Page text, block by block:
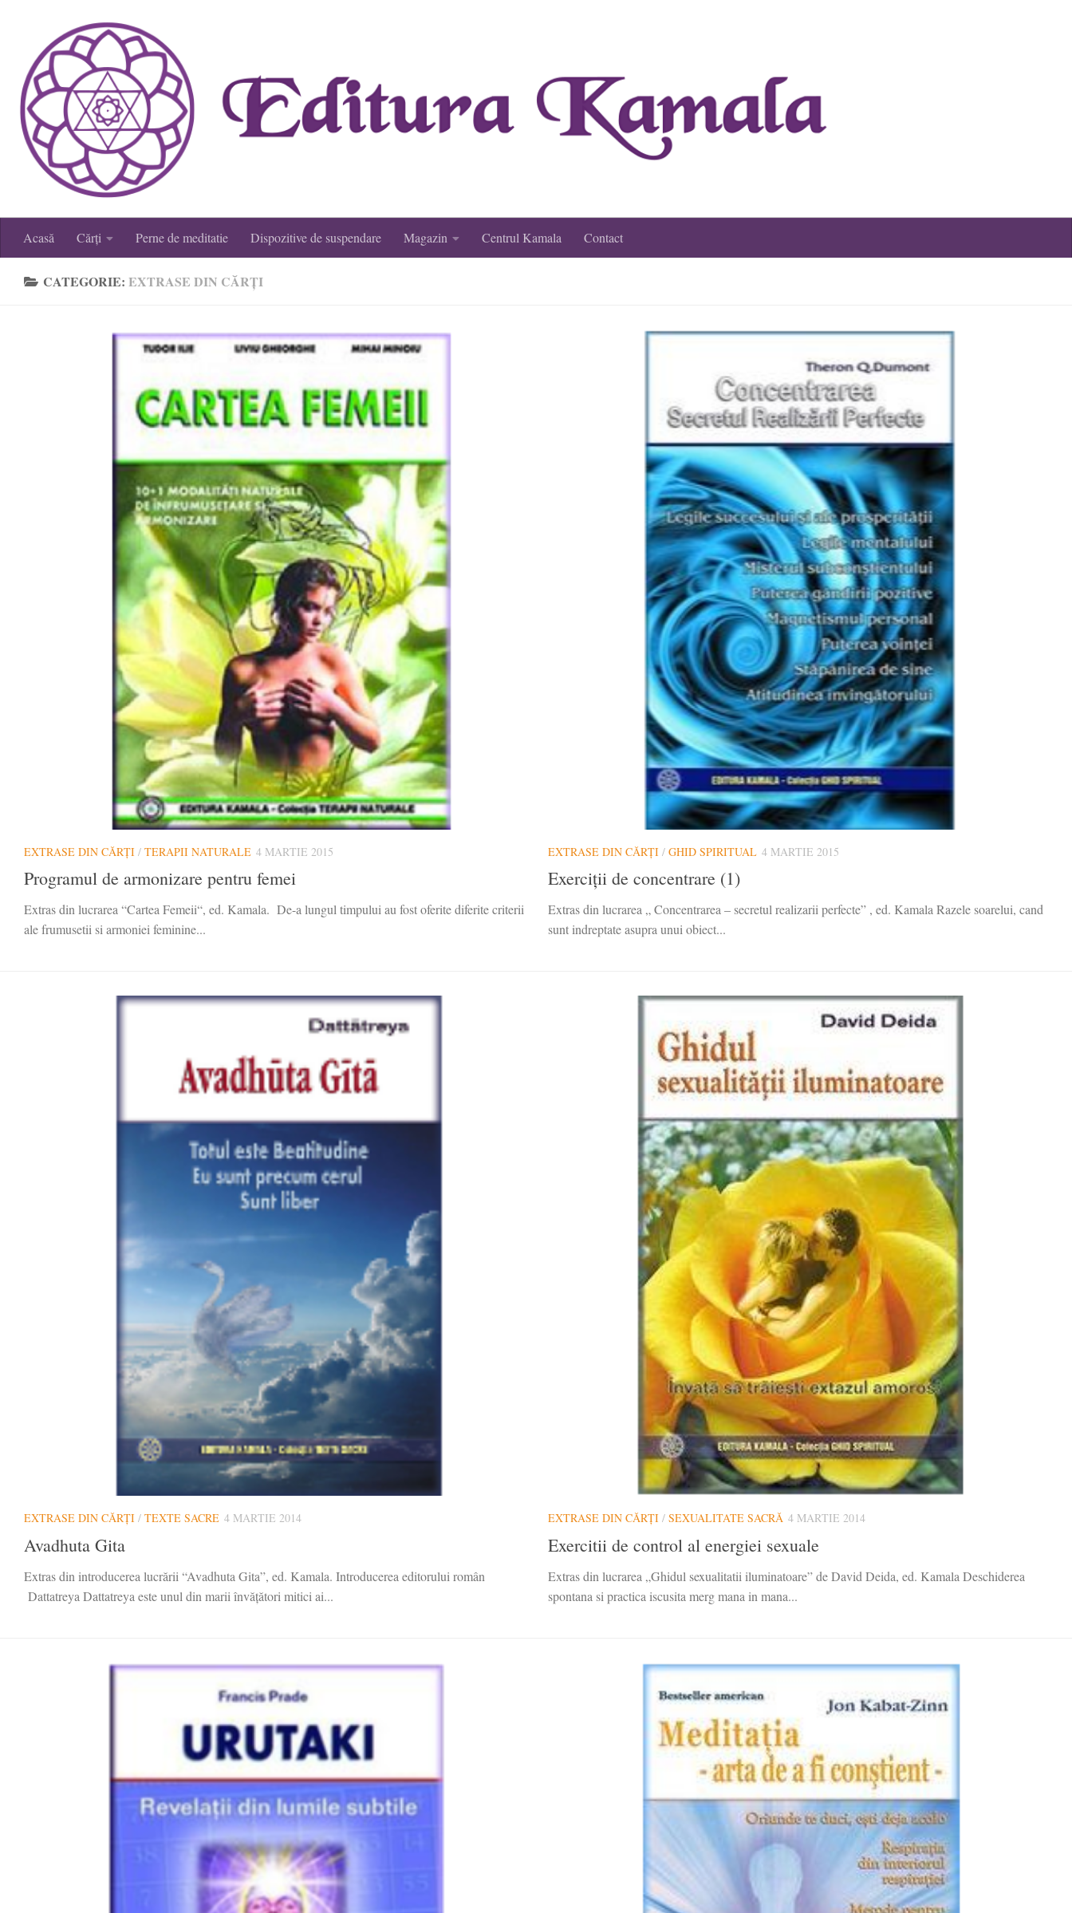
Skip to content
Acasă Cărți Perne de meditatie Dispozitive de suspendare Magazin Centrul Kamala Contact
CATEGORIE: EXTRASE DIN CĂRȚI
EXTRASE DIN CĂRȚI / TERAPII NATURALE 4 MARTIE 2015
Programul de armonizare pentru femei
Extras din lucrarea “Cartea Femeii“, ed. Kamala. De-a lungul timpului au fost oferite diferite criterii
ale frumusetii si armoniei feminine...
EXTRASE DIN CĂRȚI / GHID SPIRITUAL 4 MARTIE 2015
Exerciții de concentrare (1)
Extras din lucrarea „ Concentrarea – secretul realizarii perfecte” , ed. Kamala Razele soarelui, cand
sunt indreptate asupra unui obiect...
EXTRASE DIN CĂRȚI / TEXTE SACRE 4 MARTIE 2014
Avadhuta Gita
Extras din introducerea lucrării “Avadhuta Gita”, ed. Kamala. Introducerea editorului român
Dattatreya Dattatreya este unul din marii învăţători mitici ai...
EXTRASE DIN CĂRȚI / SEXUALITATE SACRĂ 4 MARTIE 2014
Exercitii de control al energiei sexuale
Extras din lucrarea „Ghidul sexualitatii iluminatoare” de David Deida, ed. Kamala Deschiderea
spontana si practica iscusita merg mana in mana...